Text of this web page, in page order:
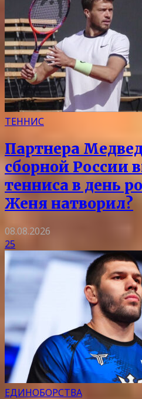
ТЕННИС
Партнера
сборной России
тенниса в день
Женя натворил?
08.08.2026
25
ЕДИНОБОРСТВА